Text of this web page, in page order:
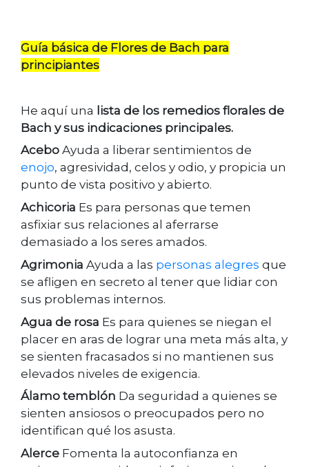
Guía básica de Flores de Bach para
principiantes
He aquí una lista de los remedios florales de
Bach y sus indicaciones principales.
Acebo Ayuda a liberar sentimientos de
enojo, agresividad, celos y odio, y propicia un
punto de vista positivo y abierto.
Achicoria Es para personas que temen
asfixiar sus relaciones al aferrarse
demasiado a los seres amados.
Agrimonia Ayuda a las personas alegres que
se afligen en secreto al tener que lidiar con
sus problemas internos.
Agua de rosa Es para quienes se niegan el
placer en aras de lograr una meta más alta, y
se sienten fracasados si no mantienen sus
elevados niveles de exigencia.
Álamo temblón Da seguridad a quienes se
sienten ansiosos o preocupados pero no
identifican qué los asusta.
Alerce Fomenta la autoconfianza en